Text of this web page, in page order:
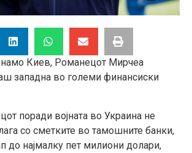
Киев, Романецот Мирчеа
западна во големи финансиски
поради војната во Украина не
со сметките во тамошните банки,
до најмалку пет милиони долари,